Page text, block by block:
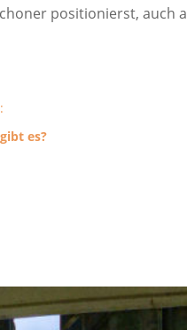
positionierst,
es?